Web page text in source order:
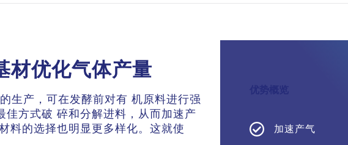
材优化气体产量
生产，可在发酵前对有 机原料进行强
方式破 碎和分解进料，从而加速产
料的选择也明显更多样化。这就使
加速产气